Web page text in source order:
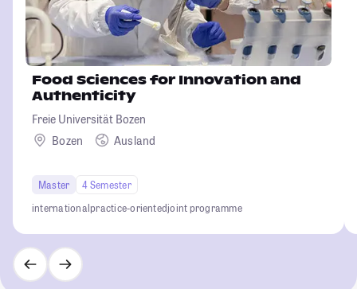
Food Sciences for Innovation and
Authenticity
Freie Universität Bozen
Bozen
Ausland
Master
4 Semester
internationalpractice-orientedjoint programme